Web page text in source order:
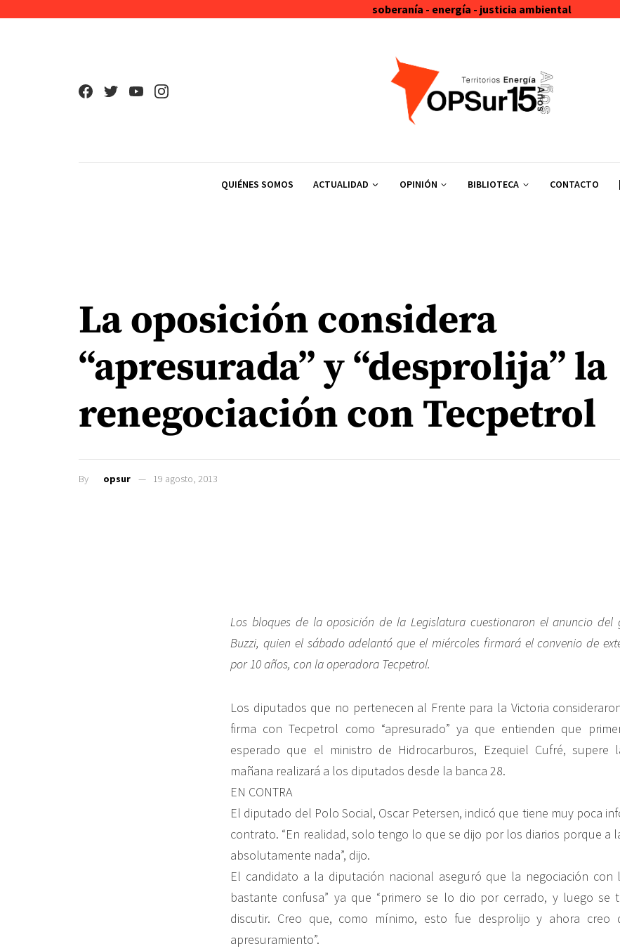
soberanía - energía - justicia ambiental
QUIÉNES SOMOS ACTUALIDAD OPINIÓN BIBLIOTECA CONTACTO
La oposición considera
“apresurada” y “desprolija” la
renegociación con Tecpetrol
By opsur 19 agosto, 2013
Los bloques de la oposición de la Legislatura cuestionaron el anuncio del
Buzzi, quien el sábado adelantó que el miércoles firmará el convenio de
por 10 años, con la operadora Tecpetrol.
Los diputados que no pertenecen al Frente para la Victoria
firma con Tecpetrol como “apresurado” ya que entienden que
esperado que el ministro de Hidrocarburos, Ezequiel Cufré, supere
mañana realizará a los diputados desde la banca 28.
EN CONTRA
El diputado del Polo Social, Oscar Petersen, indicó que tiene muy poca
contrato. “En realidad, solo tengo lo que se dijo por los diarios porque a
absolutamente nada”, dijo.
El candidato a la diputación nacional aseguró que la negociación con
bastante confusa” ya que “primero se lo dio por cerrado, y luego se
discutir. Creo que, como mínimo, esto fue desprolijo y ahora creo
apresuramiento”.